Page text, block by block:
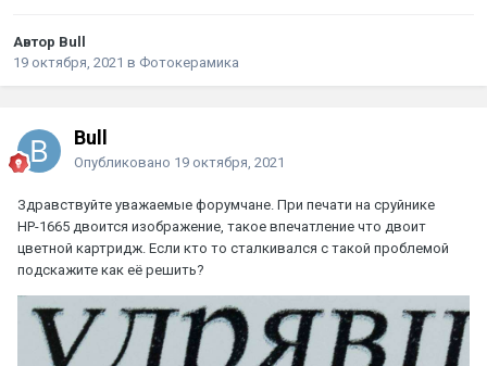
Автор Bull
19 октября, 2021 в Фотокерамика
Bull
Опубликовано 19 октября, 2021
Здравствуйте уважаемые форумчане. При печати на сруйнике
НР-1665 двоится изображение, такое впечатление что двоит
цветной картридж. Если кто то сталкивался с такой проблемой
подскажите как её решить?